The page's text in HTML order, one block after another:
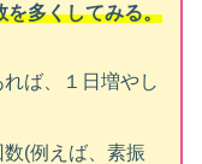
多くしてみる。
ば、１日増やし
(例えば、素振